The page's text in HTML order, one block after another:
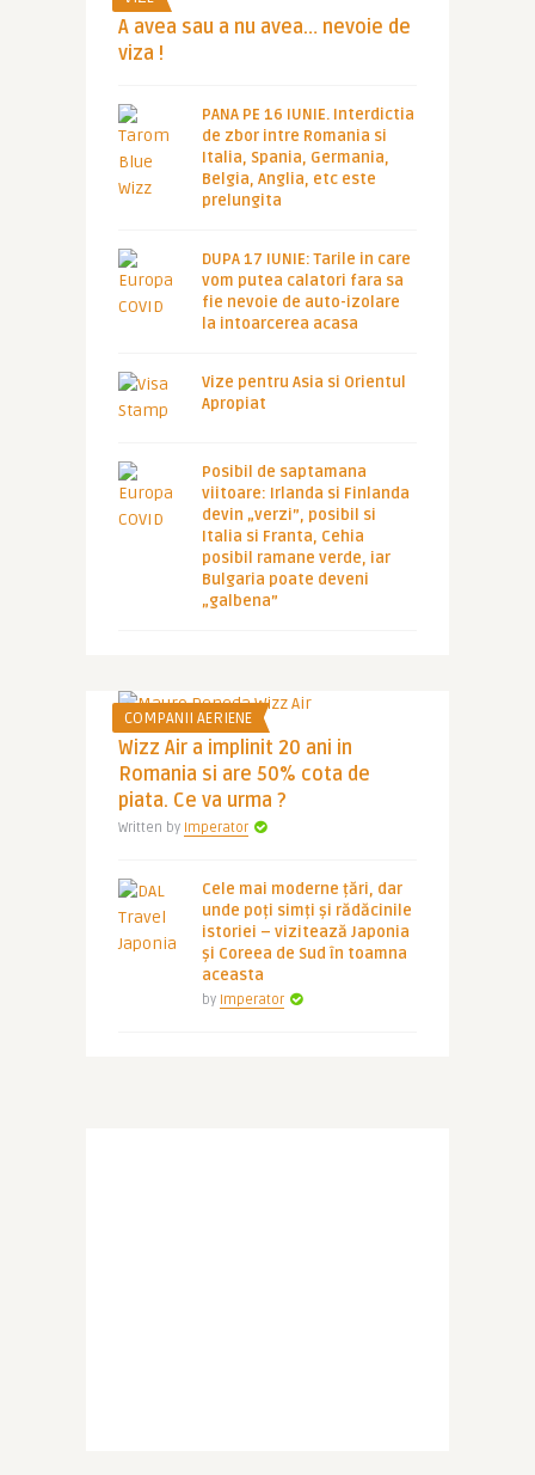
A avea sau a nu avea… nevoie de
viza !
PANA PE 16 IUNIE. Interdictia
de zbor intre Romania si
Italia, Spania, Germania,
Belgia, Anglia, etc este
prelungita
DUPA 17 IUNIE: Tarile in care
vom putea calatori fara sa
fie nevoie de auto-izolare
la intoarcerea acasa
Vize pentru Asia si Orientul
Apropiat
Posibil de saptamana
viitoare: Irlanda si Finlanda
devin „verzi”, posibil si
Italia si Franta, Cehia
posibil ramane verde, iar
Bulgaria poate deveni
„galbena”
COMPANII AERIENE
Wizz Air a implinit 20 ani in
Romania si are 50% cota de
piata. Ce va urma ?
Written by Imperator
Cele mai moderne țări, dar
unde poți simți și rădăcinile
istoriei – vizitează Japonia
și Coreea de Sud în toamna
aceasta
by Imperator